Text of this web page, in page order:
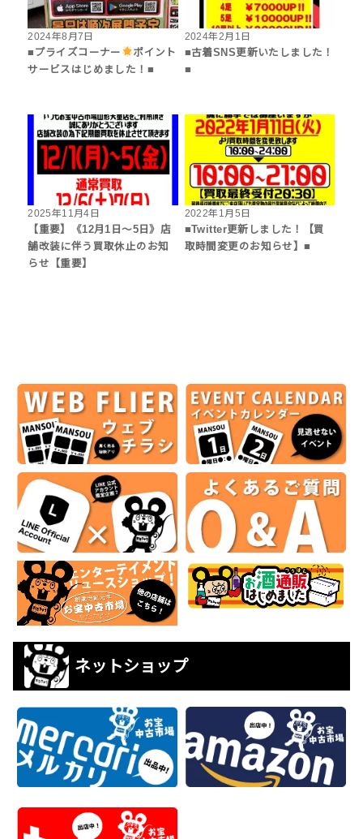
2024年8月7日
■プライズコーナー
ポイント
サービスはじめました！■
2024年2月1日
■古着SNS更新いたしました！
■
2025年11月4日
【重要】《12月1日～5日》店
舗改装に伴う買取休止のお知
らせ【重要】
2022年1月5日
■Twitter更新しました！【買
取時間変更のお知らせ】■
ネットショップ